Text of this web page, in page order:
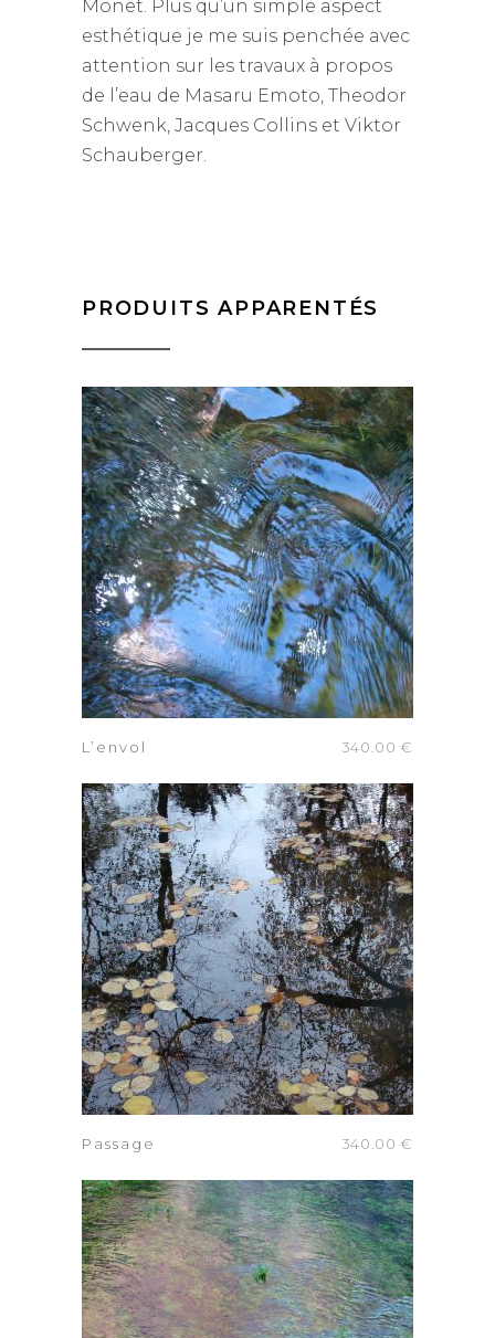
Monet. Plus qu’un simple aspect
esthétique je me suis penchée avec
attention sur les travaux à propos
de l’eau de Masaru Emoto, Theodor
Schwenk, Jacques Collins et Viktor
Schauberger.
PRODUITS APPARENTÉS
AJOUTER AU PANIER
L’envol 340.00 €
AJOUTER AU PANIER
Passage 340.00 €